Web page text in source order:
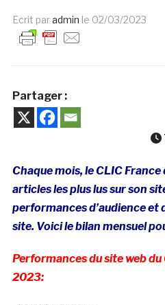
Ecrit paradmin le 02/03/2023
Partager :
Chaque mois, le CLIC France
articles les plus lus sur son
performances d’audience et
site. Voici le bilan mensuel
Performances du site web
2023: